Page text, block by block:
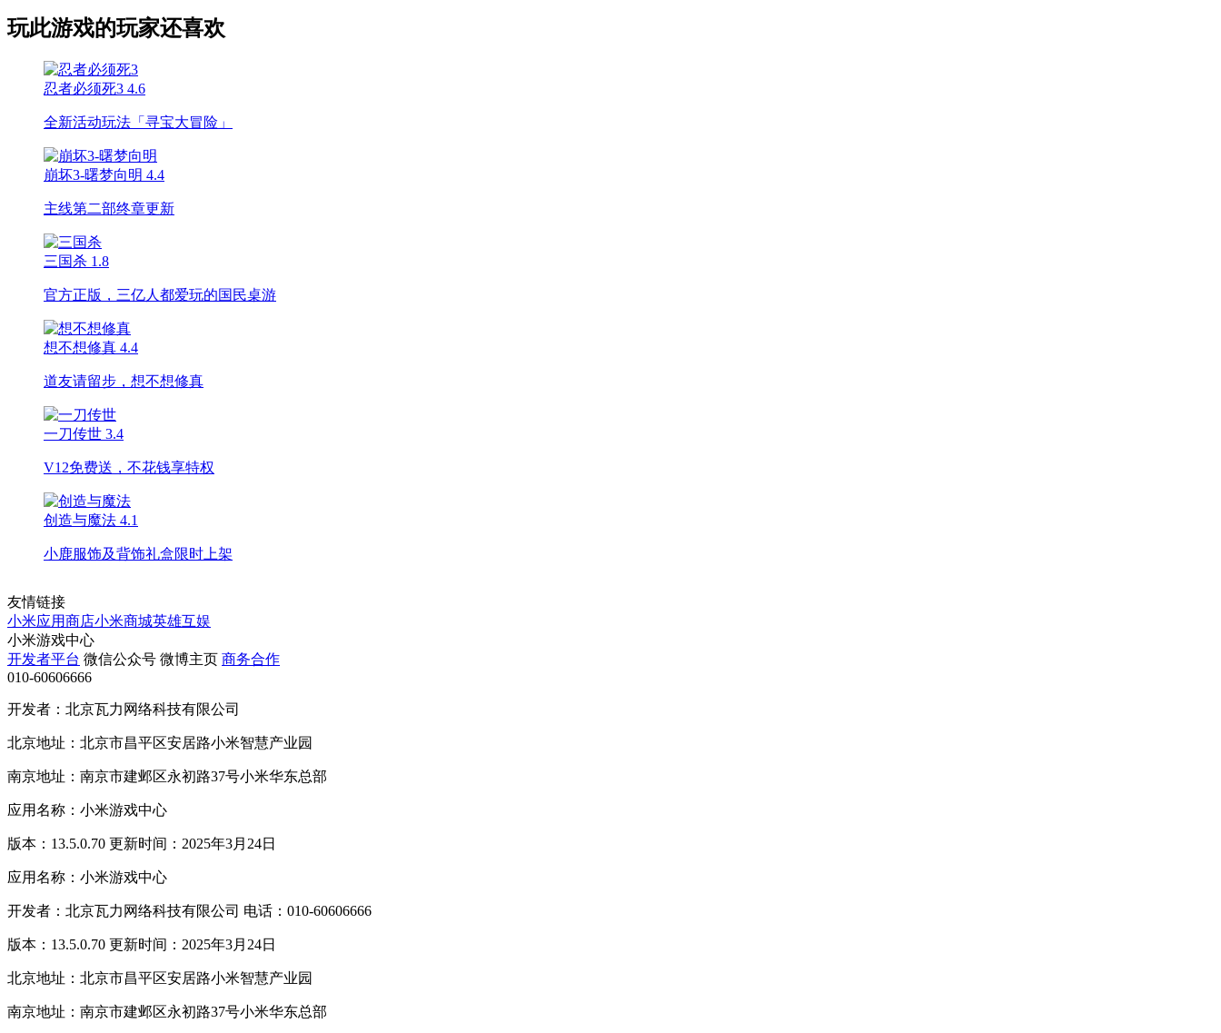
玩此游戏的玩家还喜欢
忍者必须死3 4.6
全新活动玩法「寻宝大冒险」
崩坏3-曙梦向明 4.4
主线第二部终章更新
三国杀 1.8
官方正版，三亿人都爱玩的国民桌游
想不想修真 4.4
道友请留步，想不想修真
一刀传世 3.4
V12免费送，不花钱享特权
创造与魔法 4.1
小鹿服饰及背饰礼盒限时上架
友情链接
小米应用商店小米商城英雄互娱
小米游戏中心
开发者平台 微信公众号 微博主页 商务合作
010-60606666
开发者：北京瓦力网络科技有限公司
北京地址：北京市昌平区安居路小米智慧产业园
南京地址：南京市建邺区永初路37号小米华东总部
应用名称：小米游戏中心
版本：13.5.0.70 更新时间：2025年3月24日
应用名称：小米游戏中心
开发者：北京瓦力网络科技有限公司 电话：010-60606666
版本：13.5.0.70 更新时间：2025年3月24日
北京地址：北京市昌平区安居路小米智慧产业园
南京地址：南京市建邺区永初路37号小米华东总部